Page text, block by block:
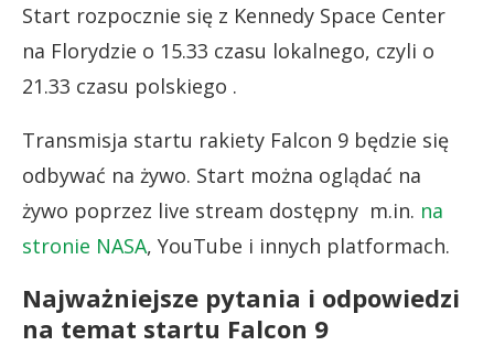
Start rozpocznie się z Kennedy Space Center
na Florydzie o 15.33 czasu lokalnego, czyli o
21.33 czasu polskiego .
Transmisja startu rakiety Falcon 9 będzie się
odbywać na żywo. Start można oglądać na
żywo poprzez live stream dostępny m.in. na
stronie NASA, YouTube i innych platformach.
Najważniejsze pytania i odpowiedzi
na temat startu Falcon 9